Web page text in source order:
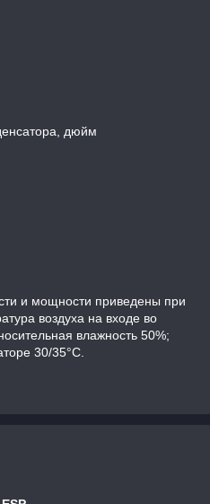
дюйм
и мощности приведены при
воздуха на входе во
влажность 50%;
30/35°C.